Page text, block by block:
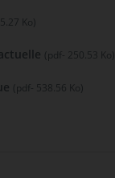
Ko)
(pdf- 250.53 Ko)
(pdf- 538.56 Ko)